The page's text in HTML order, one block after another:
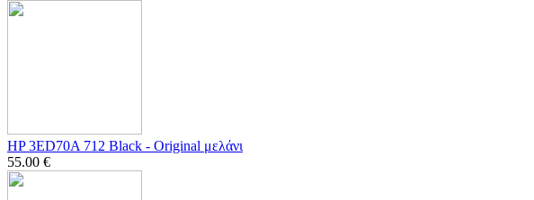
HP 3ED70A 712 Black - Οriginal μελάνι
55.00 €